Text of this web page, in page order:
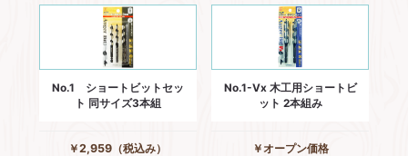
No.1 ショートビットセッ
ト 同サイズ3本組
￥2,959（税込み）
No.1-Vx 木工用ショートビ
ット 2本組み
￥オープン価格